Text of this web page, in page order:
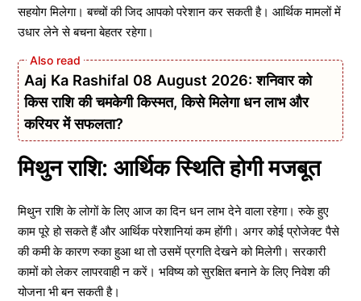
सहयोग मिलेगा। बच्चों की जिद आपको परेशान कर सकती है। आर्थिक मामलों में
उधार लेने से बचना बेहतर रहेगा।
Aaj Ka Rashifal 08 August 2026: शनिवार को
किस राशि की चमकेगी किस्मत, किसे मिलेगा धन लाभ और
करियर में सफलता?
मिथुन राशि: आर्थिक स्थिति होगी मजबूत
मिथुन राशि के लोगों के लिए आज का दिन धन लाभ देने वाला रहेगा। रुके हुए
काम पूरे हो सकते हैं और आर्थिक परेशानियां कम होंगी। अगर कोई प्रोजेक्ट पैसे
की कमी के कारण रुका हुआ था तो उसमें प्रगति देखने को मिलेगी। सरकारी
कामों को लेकर लापरवाही न करें। भविष्य को सुरक्षित बनाने के लिए निवेश की
योजना भी बन सकती है।